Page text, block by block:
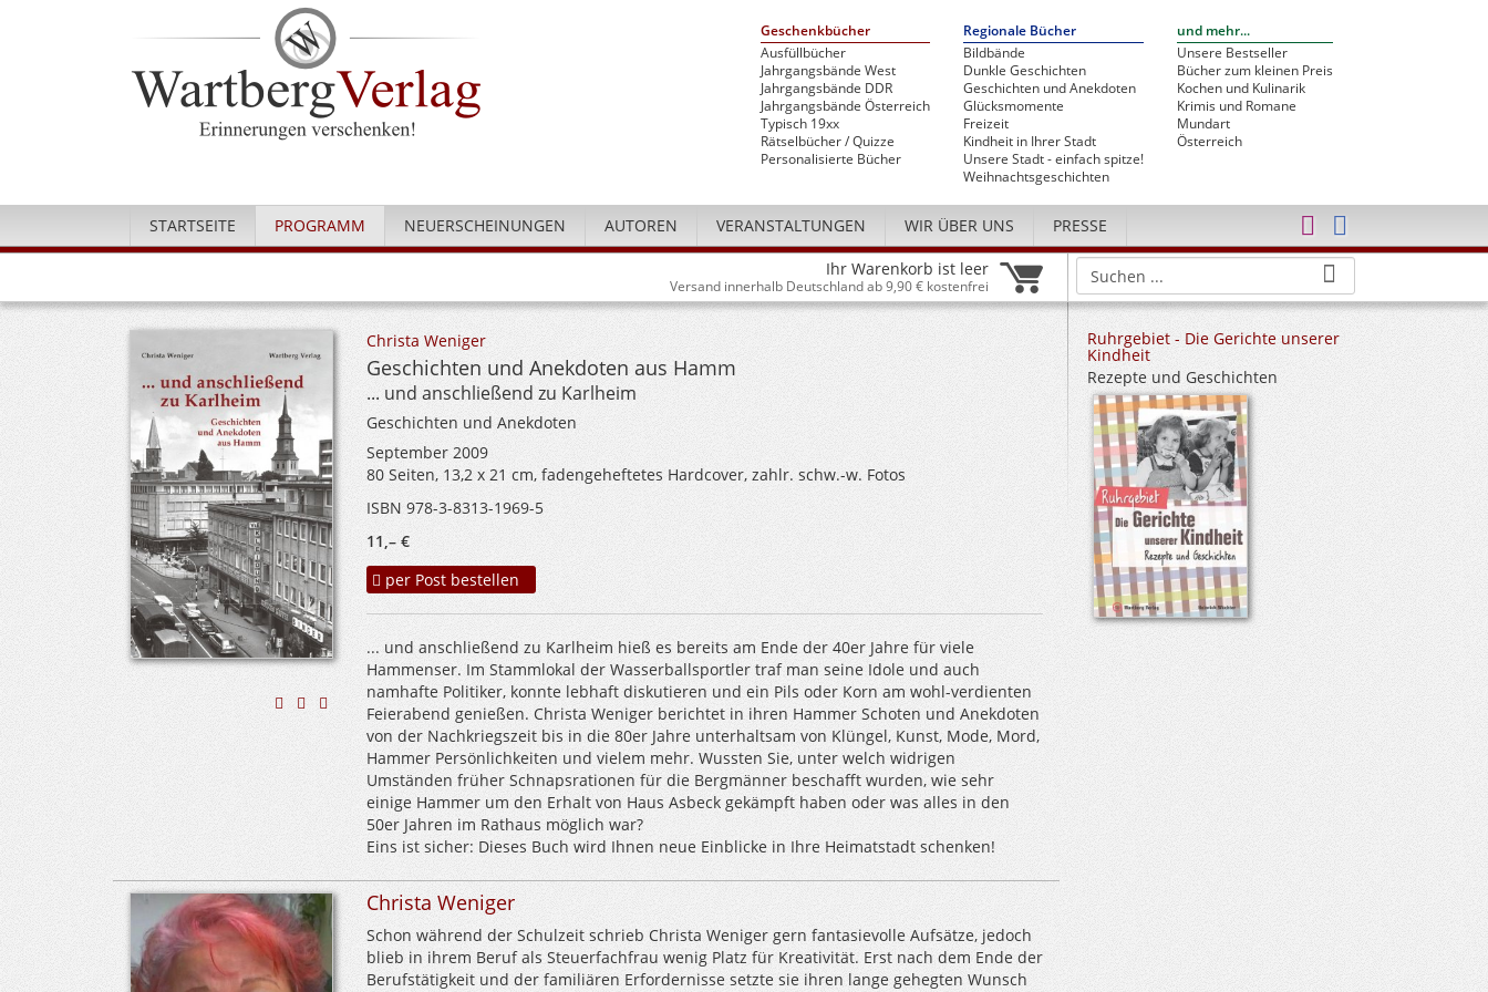
Geschenkbücher
Ausfüllbücher
Jahrgangsbände West
Jahrgangsbände DDR
Jahrgangsbände Österreich
Typisch 19xx
Rätselbücher / Quizze
Personalisierte Bücher
Regionale Bücher
Bildbände
Dunkle Geschichten
Geschichten und Anekdoten
Glücksmomente
Freizeit
Kindheit in Ihrer Stadt
Unsere Stadt - einfach spitze!
Weihnachtsgeschichten
und mehr...
Unsere Bestseller
Bücher zum kleinen Preis
Kochen und Kulinarik
Krimis und Romane
Mundart
Österreich
STARTSEITE PROGRAMM NEUERSCHEINUNGEN AUTOREN VERANSTALTUNGEN WIR ÜBER UNS PRESSE
Ihr Warenkorb ist leer
Versand innerhalb Deutschland ab 9,90 € kostenfrei
Christa Weniger
Geschichten und Anekdoten aus Hamm
... und anschließend zu Karlheim
Geschichten und Anekdoten
September 2009
80 Seiten, 13,2 x 21 cm, fadengeheftetes Hardcover, zahlr. schw.-w. Fotos
ISBN 978-3-8313-1969-5
11,– €
per Post bestellen
... und anschließend zu Karlheim hieß es bereits am Ende der 40er Jahre für viele
Hammenser. Im Stammlokal der Wasserballsportler traf man seine Idole und auch
namhafte Politiker, konnte lebhaft diskutieren und ein Pils oder Korn am wohl-verdienten
Feierabend genießen. Christa Weniger berichtet in ihren Hammer Schoten und Anekdoten
von der Nachkriegszeit bis in die 80er Jahre unterhaltsam von Klüngel, Kunst, Mode, Mord,
Hammer Persönlichkeiten und vielem mehr. Wussten Sie, unter welch widrigen
Umständen früher Schnapsrationen für die Bergmänner beschafft wurden, wie sehr
einige Hammer um den Erhalt von Haus Asbeck gekämpft haben oder was alles in den
50er Jahren im Rathaus möglich war?
Eins ist sicher: Dieses Buch wird Ihnen neue Einblicke in Ihre Heimatstadt schenken!
Christa Weniger
Schon während der Schulzeit schrieb Christa Weniger gern fantasievolle Aufsätze, jedoch
blieb in ihrem Beruf als Steuerfachfrau wenig Platz für Kreativität. Erst nach dem Ende der
Berufstätigkeit und der familiären Erfordernisse setzte sie ihren lange gehegten Wunsch
Ruhrgebiet - Die Gerichte unserer
Kindheit
Rezepte und Geschichten